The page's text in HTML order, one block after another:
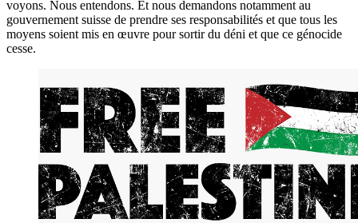
voyons. Nous entendons. Et nous demandons notamment au
gouvernement suisse de prendre ses responsabilités et que tous les
moyens soient mis en œuvre pour sortir du déni et que ce génocide
cesse.